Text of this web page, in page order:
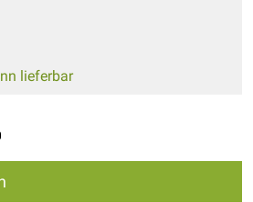
lieferbar